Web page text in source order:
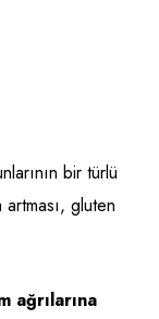
bir türlü
gluten
ağrılarına